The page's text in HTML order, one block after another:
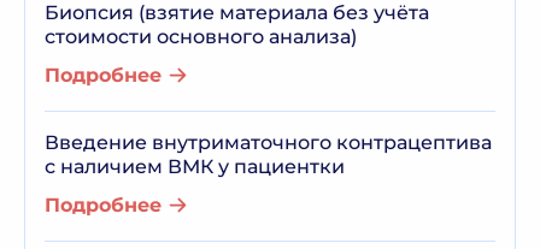
Биопсия (взятие материала без учёта
стоимости основного анализа)
Подробнее
Введение внутриматочного контрацептива
с наличием ВМК у пациентки
Подробнее